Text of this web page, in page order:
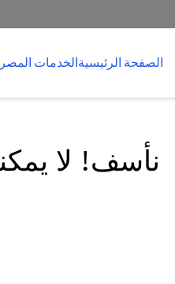
الصفحة الرئيسيةالخدمات
نأسف! لا